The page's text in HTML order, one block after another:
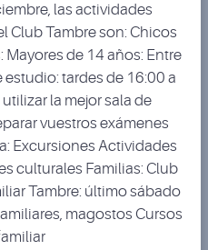
las actividades
Club Tambre son: Chicos
Mayores de 14 años: Entre
estudio: tardes de 16:00 a
la mejor sala de
vuestros exámenes
Excursiones Actividades
culturales Familias: Club
Tambre: último sábado
magostos Cursos